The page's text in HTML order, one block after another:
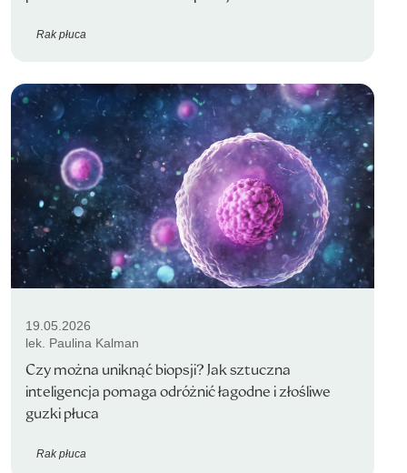
Rak płuca
19.05.2026
lek. Paulina Kalman
Czy można uniknąć biopsji? Jak sztuczna
inteligencja pomaga odróżnić łagodne i złośliwe
guzki płuca
Rak płuca